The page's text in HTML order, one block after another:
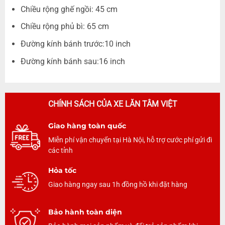
Chiều rộng ghế ngồi: 45 cm
Chiều rộng phủ bì: 65 cm
Đường kính bánh trước:10 inch
Đường kính bánh sau:16 inch
CHÍNH SÁCH CỦA XE LĂN TÂM VIỆT
Giao hàng toàn quốc
Miễn phí vận chuyển tại Hà Nội, hỗ trợ cước phí gửi đi
các tỉnh
Hỏa tốc
Giao hàng ngay sau 1h đồng hồ khi đặt hàng
Bảo hành toàn diện